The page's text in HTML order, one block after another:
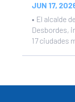
JUN 17,
• El alcalde
Desbordes,
17 ciudades